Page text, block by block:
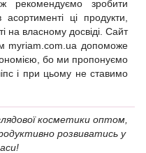
рекомендуємо зробити
ці продукти,
на власному досвіді. Сайт
myriam.com.ua допоможе
бо ми пропонуємо
і при цьому не ставимо
косметики оптом,
розвиватись у